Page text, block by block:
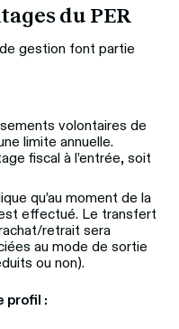
du PER
gestion font partie
volontaires de
limite annuelle.
fiscal à l’entrée, soit
qu’au moment de la
effectué. Le transfert
retrait sera
au mode de sortie
ou non).
profil :